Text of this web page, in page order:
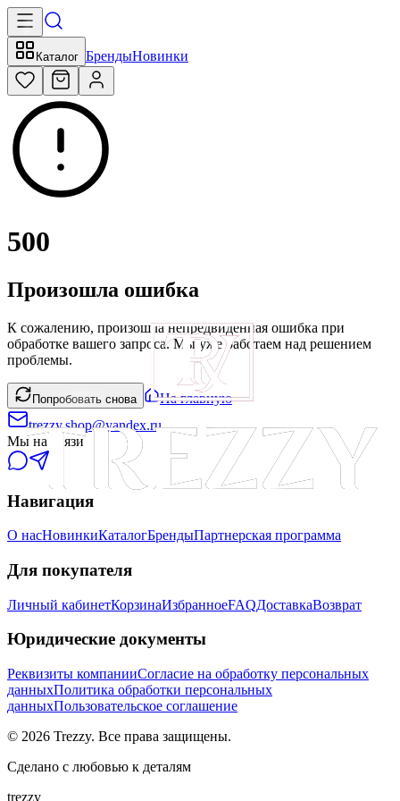
Каталог БрендыНовинки
500
Произошла ошибка
К сожалению, произошла непредвиденная ошибка при
обработке вашего запроса. Мы уже работаем над решением
проблемы.
Попробовать снова
На главную
trezzy.shop@yandex.ru
Мы на связи
Навигация
О насНовинкиКаталогБрендыПартнерская программа
Для покупателя
Личный кабинетКорзинаИзбранноеFAQДоставкаВозврат
Юридические документы
Реквизиты компанииСогласие на обработку персональных
данныхПолитика обработки персональных
данныхПользовательское соглашение
© 2026 Trezzy. Все права защищены.
Сделано с любовью к деталям
trezzy